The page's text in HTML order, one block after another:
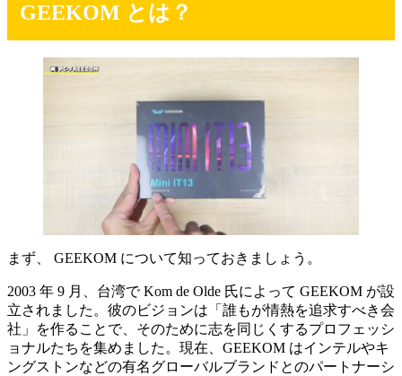
GEEKOM とは？
まず、 GEEKOM について知っておきましょう。
2003 年 9 月、台湾で Kom de Olde 氏によって GEEKOM が設
立されました。彼のビジョンは「誰もが情熱を追求すべき会
社」を作ることで、そのために志を同じくするプロフェッシ
ョナルたちを集めました。現在、GEEKOM はインテルやキ
ングストンなどの有名グローバルブランドとのパートナーシ